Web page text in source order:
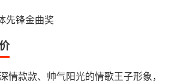
先锋金曲奖
情款款、帅气阳光的情歌王子形象，